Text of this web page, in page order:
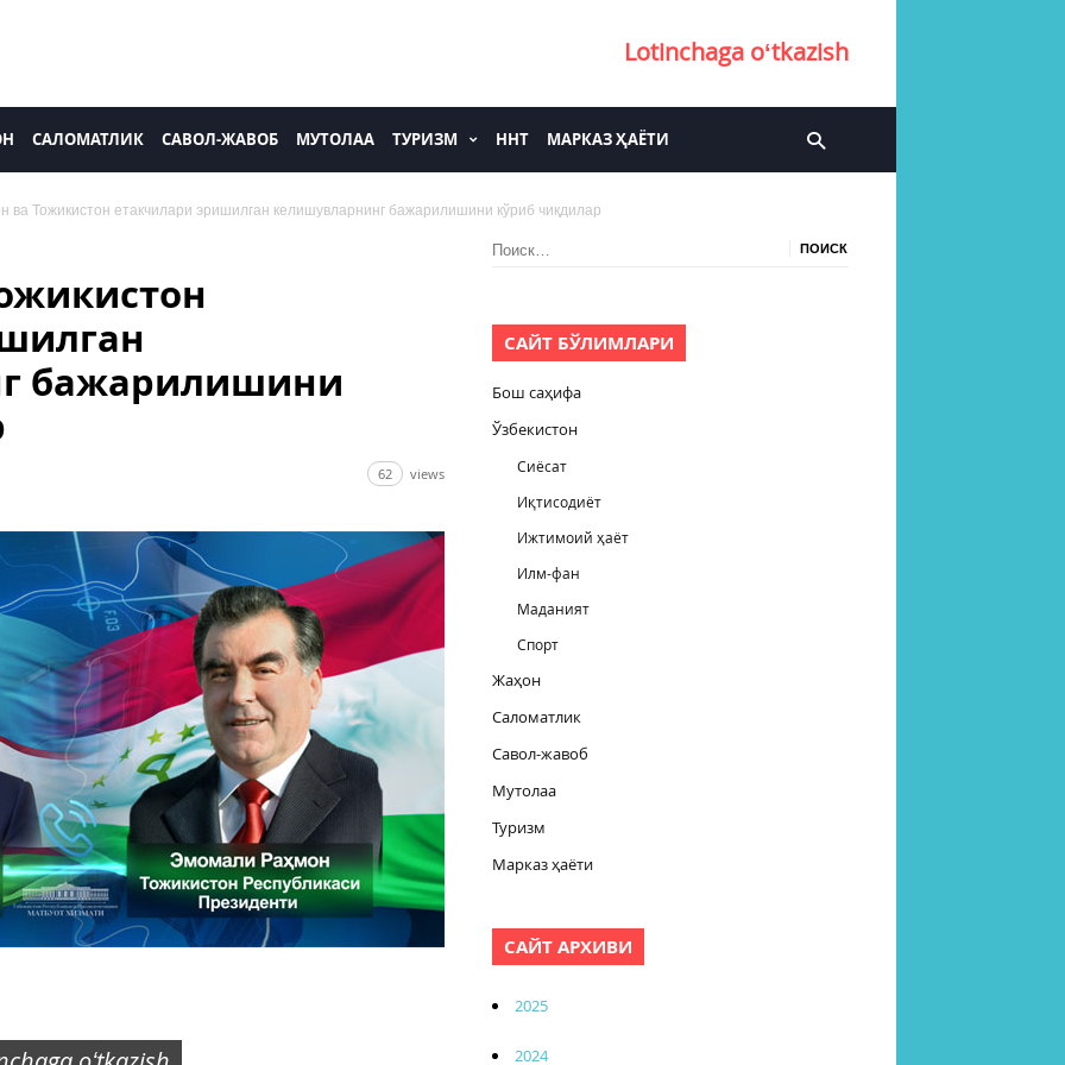
Lotinchaga oʻtkazish
САЛОМАТЛИК САВОЛ-ЖАВОБ МУТОЛАА ТУРИЗМ ННТ МАРКАЗ ҲАЁТИ
ва Тожикистон етакчилари эришилган келишувларнинг бажарилишини кўриб чиқдилар
бажарилишини
62 views
Найти:
САЙТ БЎЛИМЛАРИ
Бош саҳифа
Ўзбекистон
Сиёсат
Иқтисодиёт
Ижтимоий ҳаёт
Илм-фан
Маданият
Спорт
Жаҳон
Саломатлик
Савол-жавоб
Мутолаа
Туризм
Марказ ҳаёти
САЙТ АРХИВИ
2025
2024